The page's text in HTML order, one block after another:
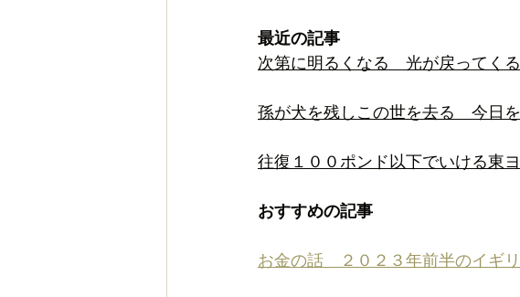
最近の記事
次第に明るくなる　光が戻ってく
孫が犬を残しこの世を去る　今日
往復１００ポンド以下でいける東
おすすめの記事
お金の話　２０２３年前半のイギ